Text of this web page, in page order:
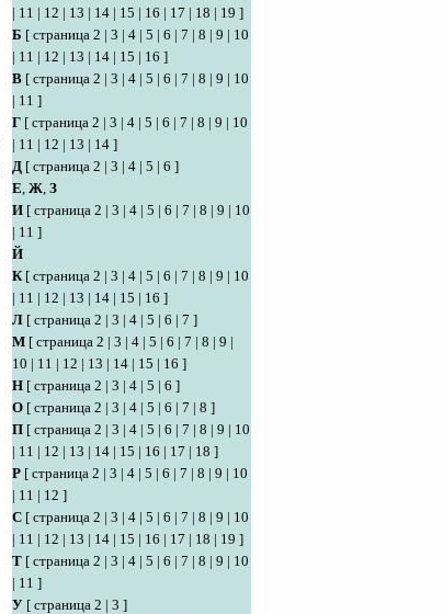
| 11 | 12 | 13 | 14 | 15 | 16 | 17 | 18 | 19 ]
Б [ страница 2 | 3 | 4 | 5 | 6 | 7 | 8 | 9 | 10
| 11 | 12 | 13 | 14 | 15 | 16 ]
В [ страница 2 | 3 | 4 | 5 | 6 | 7 | 8 | 9 | 10
| 11 ]
Г [ страница 2 | 3 | 4 | 5 | 6 | 7 | 8 | 9 | 10
| 11 | 12 | 13 | 14 ]
Д [ страница 2 | 3 | 4 | 5 | 6 ]
Е, Ж, З
И [ страница 2 | 3 | 4 | 5 | 6 | 7 | 8 | 9 | 10
| 11 ]
Й
К[ страница 2 | 3 | 4 | 5 | 6 | 7 | 8 | 9 | 10
| 11 | 12 | 13 | 14 | 15 | 16 ]
Л [ страница 2 | 3 | 4 | 5 | 6 | 7 ]
М [ страница 2 | 3 | 4 | 5 | 6 | 7 | 8 | 9 |
10 | 11 | 12 | 13 | 14 | 15 | 16 ]
Н [ страница 2 | 3 | 4 | 5 | 6 ]
О [ страница 2 | 3 | 4 | 5 | 6 | 7 | 8 ]
П [ страница 2 | 3 | 4 | 5 | 6 | 7 | 8 | 9 | 10
| 11 | 12 | 13 | 14 | 15 | 16 | 17 | 18 ]
Р [ страница 2 | 3 | 4 | 5 | 6 | 7 | 8 | 9 | 10
| 11 | 12 ]
С [ страница 2 | 3 | 4 | 5 | 6 | 7 | 8 | 9 | 10
| 11 | 12 | 13 | 14 | 15 | 16 | 17 | 18 | 19 ]
Т [ страница 2 | 3 | 4 | 5 | 6 | 7 | 8 | 9 | 10
| 11 ]
У [ страница 2 | 3 ]